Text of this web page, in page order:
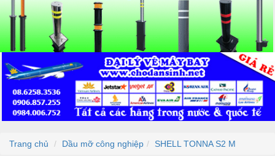
Trang chủ Dầu mỡ công nghiệp SHELL TONNA S2 M